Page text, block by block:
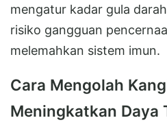
mengatur kadar gula
risiko gangguan
melemahkan sistem imun.
Cara Mengolah
Meningkatkan Daya